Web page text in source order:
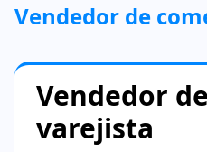
Vendedor de
Vendedor
varejista